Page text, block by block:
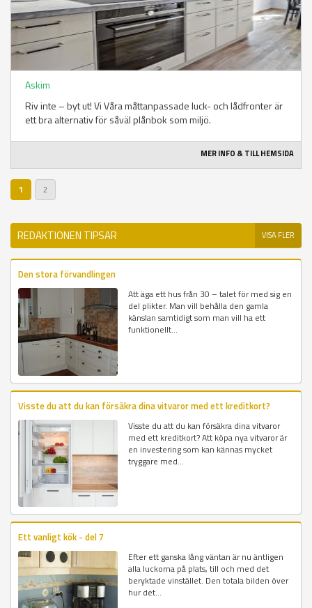
Askim
Riv inte – byt ut! Vi Våra måttanpassade luck- och lådfronter är
ett bra alternativ för såväl plånbok som miljö.
MER INFO & TILL HEMSIDA
1 2
REDAKTIONEN TIPSAR VISA FLER
Den stora förvandlingen
Att äga ett hus från 30 – talet för med sig en
del plikter. Man vill behålla den gamla
känslan samtidigt som man vill ha ett
funktionellt...
Visste du att du kan försäkra dina vitvaror med ett kreditkort?
Visste du att du kan försäkra dina vitvaror
med ett kreditkort? Att köpa nya vitvaror är
en investering som kan kännas mycket
tryggare med...
Ett vanligt kök - del 7
Efter ett ganska lång väntan är nu äntligen
alla luckorna på plats, till och med det
beryktade vinstället. Den totala bilden över
hur det...